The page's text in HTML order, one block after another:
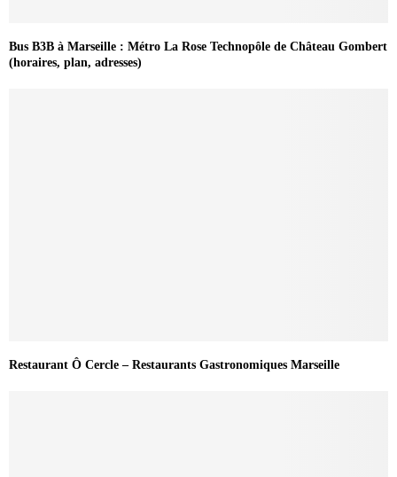
Bus B3B à Marseille : Métro La Rose Technopôle de Château Gombert
(horaires, plan, adresses)
Restaurant Ô Cercle – Restaurants Gastronomiques Marseille